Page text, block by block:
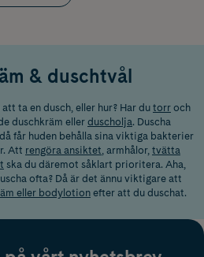
& duschtvål
ta en dusch, eller hur? Har du torr och
duschkräm eller duscholja. Duscha
får huden behålla sina viktiga bakterier
Att rengöra ansiktet , armhålor, tvätta
ska du däremot såklart prioritera. Aha,
ofta? Då är det ännu viktigare att
eller bodylotion efter att du duschat.